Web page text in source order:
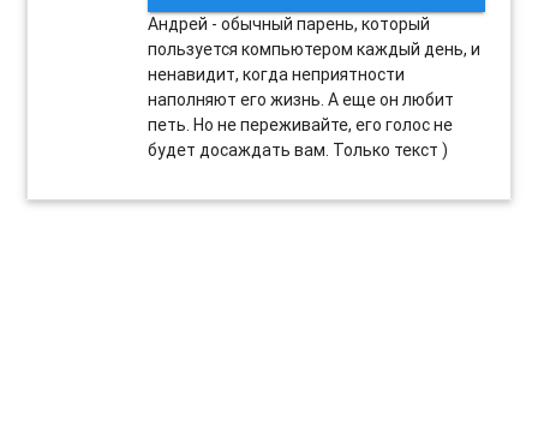
Андрей - обычный парень, который
пользуется компьютером каждый день, и
ненавидит, когда неприятности
наполняют его жизнь. А еще он любит
петь. Но не переживайте, его голос не
будет досаждать вам. Только текст )